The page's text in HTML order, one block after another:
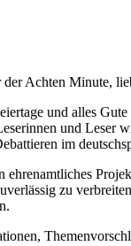
Achten Minute,
und alles
und Leser
im
zu